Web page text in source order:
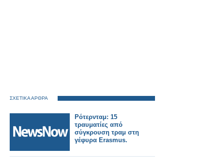
ΣΧΕΤΙΚΑ ΑΡΘΡΑ
Ρότερνταμ: 15
τραυματίες από
σύγκρουση τραμ στη
γέφυρα Erasmus.